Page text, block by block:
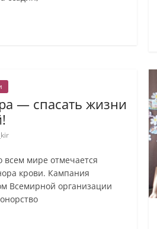
— спасать жизни
всем мире отмечается
крови. Кампания
Всемирной организации